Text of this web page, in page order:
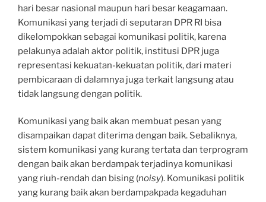
hari besar nasional maupun hari besar keagamaan.
Komunikasi yang terjadi di seputaran DPR RI bisa
dikelompokkan sebagai komunikasi politik, karena
pelakunya adalah aktor politik, institusi DPR juga
representasi kekuatan-kekuatan politik, dari materi
pembicaraan di dalamnya juga terkait langsung atau
tidak langsung dengan politik.
Komunikasi yang baik akan membuat pesan yang
disampaikan dapat diterima dengan baik. Sebaliknya,
sistem komunikasi yang kurang tertata dan terprogram
dengan baik akan berdampak terjadinya komunikasi
yang riuh-rendah dan bising (noisy). Komunikasi politik
yang kurang baik akan berdampakpada kegaduhan